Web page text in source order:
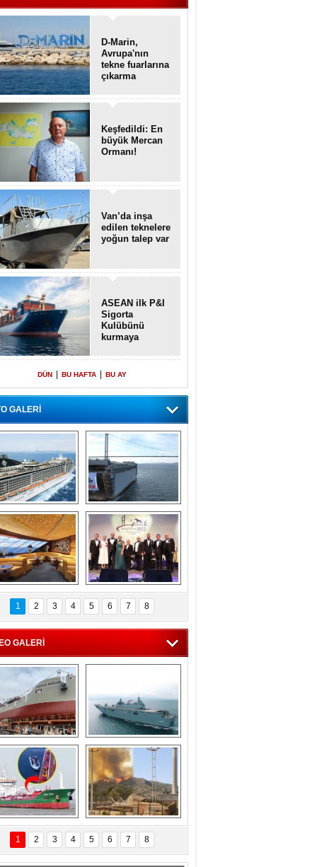
D-Marin,
Avrupa'nın
tekne fuarlarına
çıkarma
Keşfedildi: En
büyük Mercan
Ormanı!
Van’da inşa
edilen teknelere
yoğun talep var
ASEAN ilk P&I
Sigorta
Kulübünü
kurmaya
DÜN BU HAFTA BU AY
GALERİ
içinde gemi”
ile MSC
Splendida
Dünyada tek!
Denizaltı yüzer
havuzu intikal
seyrine başladı
55 milyon
turizm geliri
müjdesi
5. Bosphorus Ship
Brokers Dinner,
İstanbul’da yapıldı
1 2 3 4 5 6 7 8
GALERİ
Tersanesi,
Başaran Bayrak
tankerini suya
indirdi
TCG Anadolu,
tersane teknik
seyrini tamamladı
Göçmenlerin
imdadına Türk
MINA DENIZ
yetişti
Milas’taki yangın
yeniden termik
santrallere doğru
ilerliyor
1 2 3 4 5 6 7 8